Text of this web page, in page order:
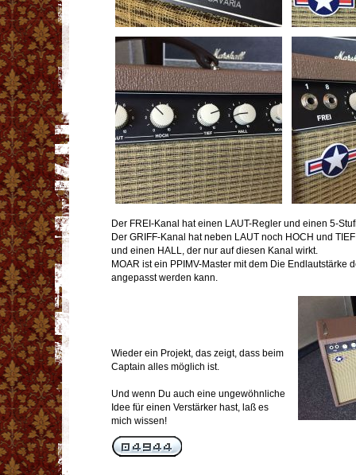
Der FREI-Kanal hat einen LAUT-Regler und einen 5-
Der GRIFF-Kanal hat neben LAUT noch HOCH und
und einen HALL, der nur auf diesen Kanal wirkt.
MOAR ist ein PPIMV-Master mit dem Die Endlautstärke
angepasst werden kann.
Wieder ein Projekt, das zeigt, dass beim
Captain alles möglich ist.
Und wenn Du auch eine ungewöhnliche
Idee für einen Verstärker hast, laß es
mich wissen!